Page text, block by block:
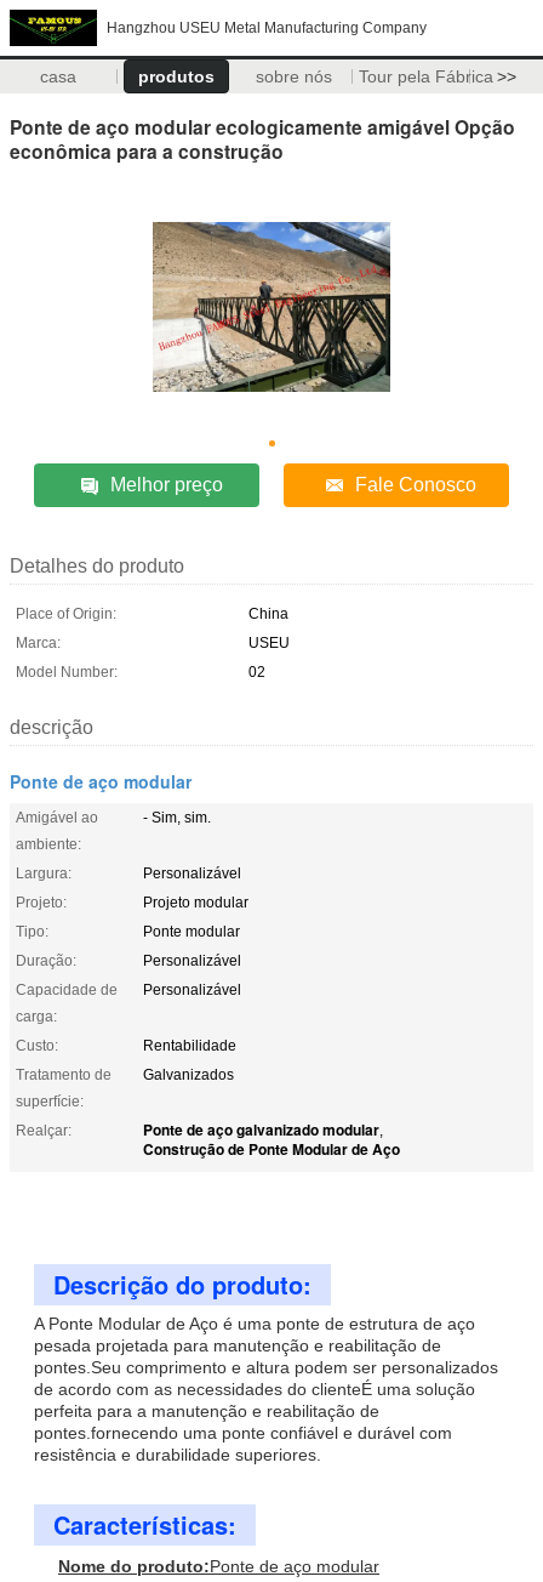
Hangzhou USEU Metal Manufacturing Company
casa produtos sobre nós Tour pela Fábrica >>
Ponte de aço modular ecologicamente amigável Opção
econômica para a construção
Melhor preço Fale Conosco
Detalhes do produto
Place of Origin:
China
Marca:
USEU
Model Number:
02
descrição
Ponte de aço modular
Amigável ao
ambiente:
- Sim, sim.
Largura:
Personalizável
Projeto:
Projeto modular
Tipo:
Ponte modular
Duração:
Personalizável
Capacidade de
carga:
Personalizável
Custo:
Rentabilidade
Tratamento de
superfície:
Galvanizados
Realçar: Ponte de aço galvanizado modular,
Construção de Ponte Modular de Aço
Descrição do produto:
A Ponte Modular de Aço é uma ponte de estrutura de aço
pesada projetada para manutenção e reabilitação de
pontes.Seu comprimento e altura podem ser personalizados
de acordo com as necessidades do clienteÉ uma solução
perfeita para a manutenção e reabilitação de
pontes.fornecendo uma ponte confiável e durável com
resistência e durabilidade superiores.
Características:
Nome do produto:Ponte de aço modular